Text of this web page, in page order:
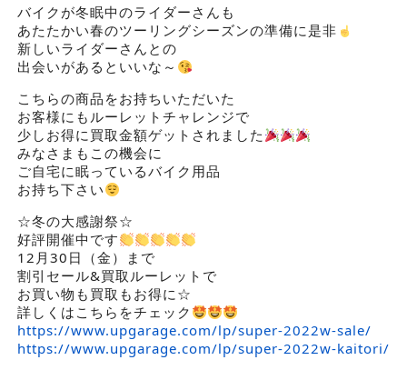
バイクが冬眠中のライダーさんも
あたたかい春のツーリングシーズンの準備に是非
新しいライダーさんとの
出会いがあるといいな～
こちらの商品をお持ちいただいた
お客様にもルーレットチャレンジで
少しお得に買取金額ゲットされました
みなさまもこの機会に
ご自宅に眠っているバイク用品
お持ち下さい
☆冬の大感謝祭☆
好評開催中です
12月30日（金）まで
割引セール&買取ルーレットで
お買い物も買取もお得に☆
詳しくはこちらをチェック
https://www.upgarage.com/lp/super-2022w-sale/
https://www.upgarage.com/lp/super-2022w-kaitori/